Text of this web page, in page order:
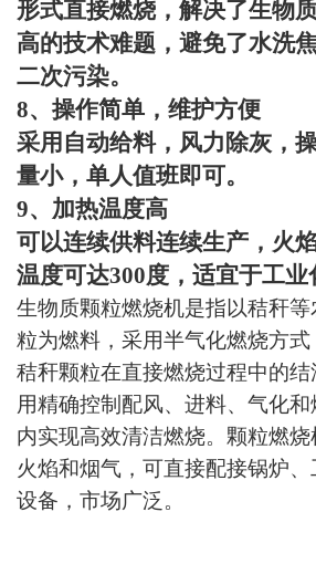
形式直接燃烧，解决了生物
高的技术难题，避免了水洗
二次污染。
8、操作简单，维护方便
采用自动给料，风力除灰，
量小，单人值班即可。
9、加热温度高
可以连续供料连续生产，火
温度可达300度，适宜于工业
生物质颗粒燃烧机是指以秸秆
粒为燃料，采用半气化燃烧方式
秸秆颗粒在直接燃烧过程中的
用精确控制配风、进料、气化
内实现高效清洁燃烧。颗粒燃
火焰和烟气，可直接配接锅炉
设备，市场广泛。